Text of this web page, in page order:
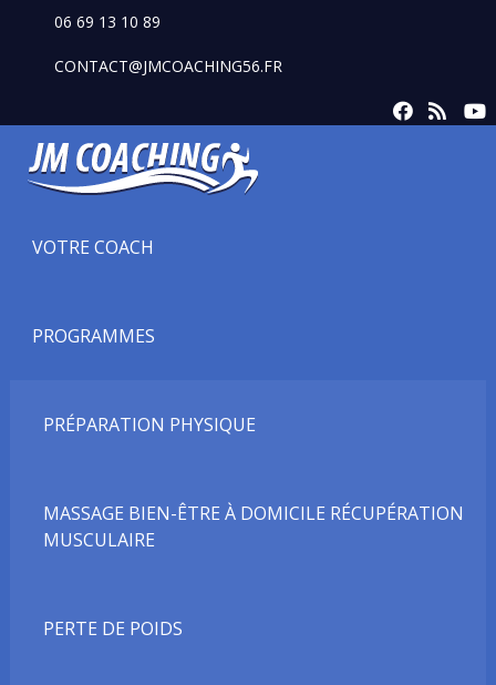
06 69 13 10 89
CONTACT@JMCOACHING56.FR
VOTRE COACH
PROGRAMMES
PRÉPARATION PHYSIQUE
MASSAGE BIEN-ÊTRE À DOMICILE RÉCUPÉRATION
MUSCULAIRE
PERTE DE POIDS